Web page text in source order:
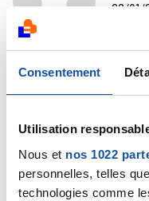
Consentement
Utilisation
Nous et nos 1022
personnelles, telles
technologies comme
22/01/
Oui, bien sûr, une
dans lequel elle est
certainement une
Bien cordialement
Dr A Marceau